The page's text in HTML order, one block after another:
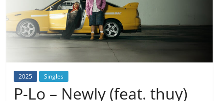
2025 Singles
P-Lo – Newly (feat. thuy)